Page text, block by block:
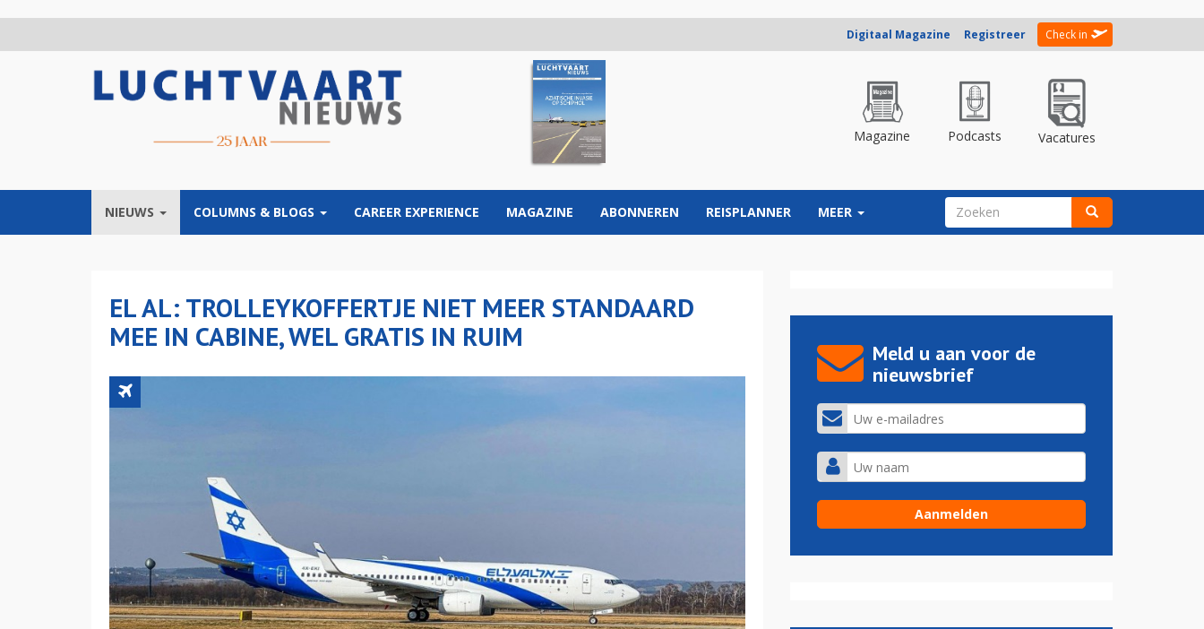
Digitaal Magazine Registreer Check in
Magazine Podcasts Vacatures
NIEUWS COLUMNS & BLOGS CAREER EXPERIENCE MAGAZINE ABONNEREN REISPLANNER MEER ZOEKVELD
EL AL: TROLLEYKOFFERTJE NIET MEER STANDAARD
MEE IN CABINE, WEL GRATIS IN RUIM
Meld u aan voor de
nieuwsbrief